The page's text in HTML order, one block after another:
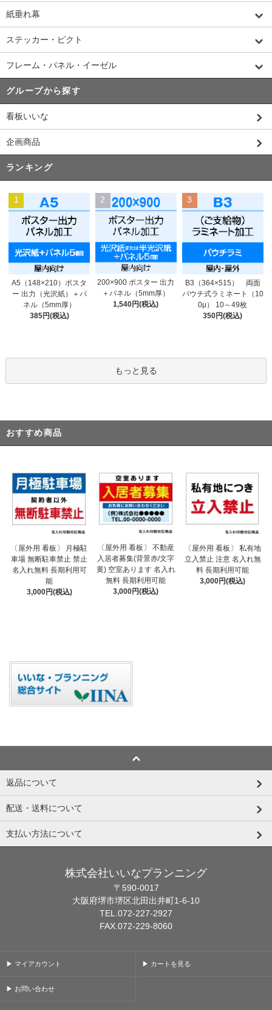
紙垂れ幕
ステッカー・ピクト
フレーム・パネル・イーゼル
グループから探す
看板いいな
企画商品
ランキング
1
A5（148×210）ポスタ
ー 出力（光沢紙）＋パ
ネル（5mm厚）
385円(税込)
2
200×900 ポスター 出力
＋パネル（5mm厚）
1,540円(税込)
3
B3（364×515） 両面
パウチ式ラミネート（10
0μ） 10～49枚
350円(税込)
もっと見る
おすすめ商品
〔屋外用 看板〕 月極駐
車場 無断駐車禁止 禁止
名入れ無料 長期利用可
能
3,000円(税込)
〔屋外用 看板〕 不動産
入居者募集(背景赤/文字
黄) 空室あります 名入れ
無料 長期利用可能
3,000円(税込)
〔屋外用 看板〕 私有地
立入禁止 注意 名入れ無
料 長期利用可能
3,000円(税込)
返品について
配送・送料について
支払い方法について
株式会社いいなプランニング
〒590-0017
大阪府堺市堺区北田出井町1-6-10
TEL.072-227-2927
FAX.072-229-8060
▶ マイアカウント ▶ カートを見る
▶ お問い合わせ